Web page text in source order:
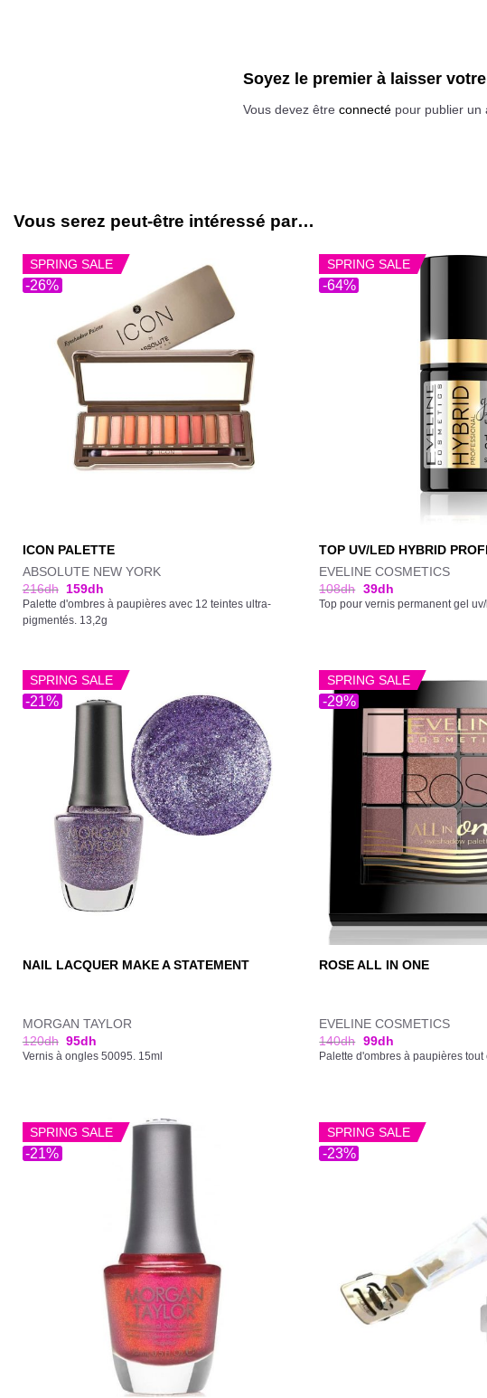
Soyez le premier à laisser
Vous devez être connecté pour publier un
Vous serez peut-être intéressé par…
-26%
SPRING SALE
ICON PALETTE
ABSOLUTE NEW YORK
216dh 159dh
Palette d'ombres à paupières avec 12 teintes ultra-
pigmentés. 13,2g
-64%
SPRING SALE
TOP UV/LED HYBRID
EVELINE COSMETICS
108dh 39dh
Top pour vernis permanent gel
-21%
SPRING SALE
NAIL LACQUER MAKE A STATEMENT
MORGAN TAYLOR
120dh 95dh
Vernis à ongles 50095. 15ml
-29%
SPRING SALE
ROSE ALL IN ONE
EVELINE COSMETICS
140dh 99dh
Palette d'ombres à paupières tout
-21%
SPRING SALE
-23%
SPRING SALE